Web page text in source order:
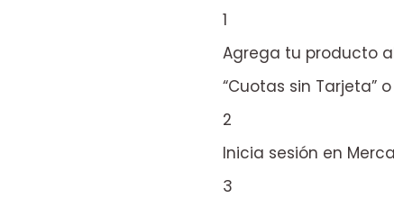
1
Agrega tu producto
“Cuotas sin Tarjeta”
2
Inicia sesión en
3